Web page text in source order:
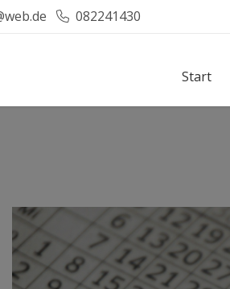
082241430
Start